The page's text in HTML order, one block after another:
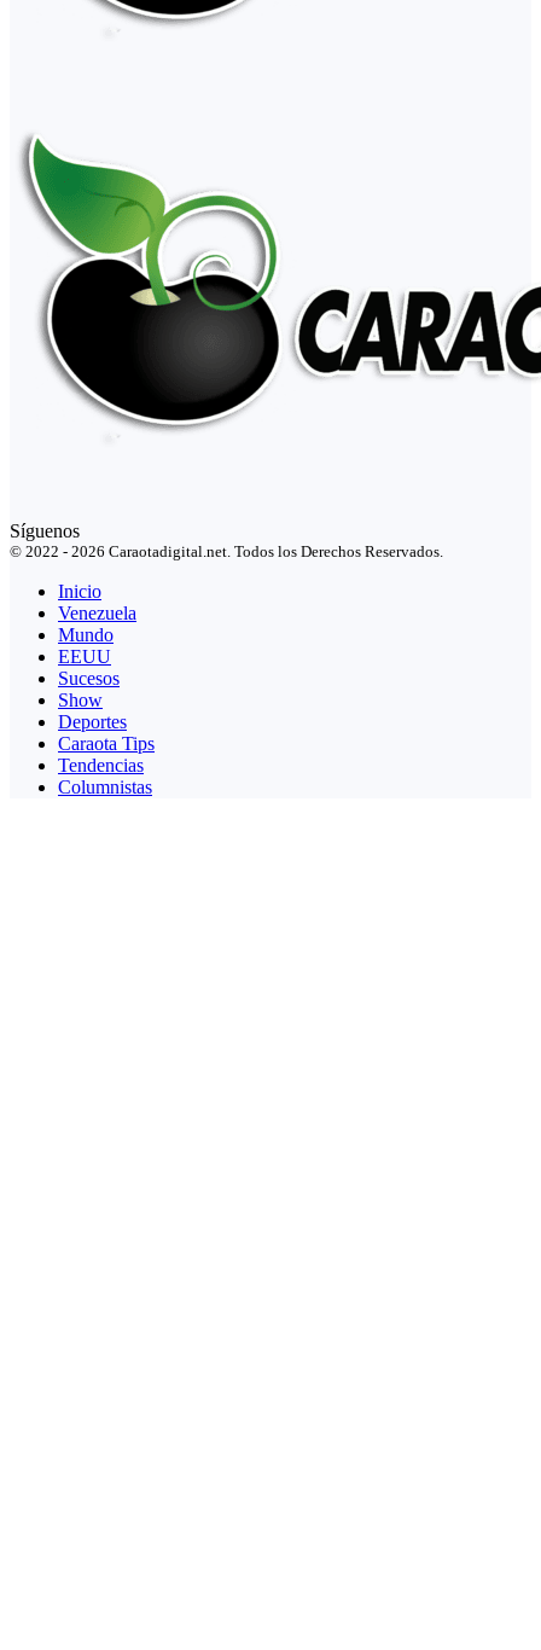
Síguenos
© 2022 - 2026 Caraotadigital.net. Todos los Derechos Reservados.
Inicio
Venezuela
Mundo
EEUU
Sucesos
Show
Deportes
Caraota Tips
Tendencias
Columnistas